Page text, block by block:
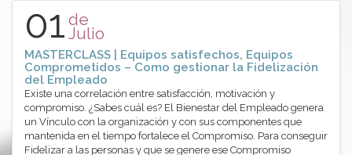
01 de
Julio
MASTERCLASS | Equipos satisfechos, Equipos
Comprometidos – Como gestionar la Fidelización
del Empleado
Existe una correlación entre satisfacción, motivación y
compromiso. ¿Sabes cuál es? El Bienestar del Empleado genera
un Vínculo con la organización y con sus componentes que
mantenida en el tiempo fortalece el Compromiso. Para conseguir
Fidelizar a las personas y que se genere ese Compromiso